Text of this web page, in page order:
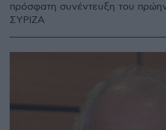
πρόσφατη συνέντευξη του
ΣΥΡΙΖΑ